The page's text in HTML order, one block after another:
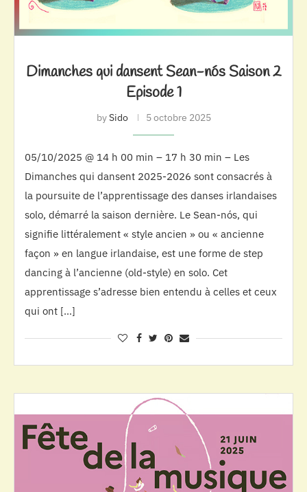
Dimanches qui dansent Sean-nós Saison 2
Episode 1
bySido 5 octobre 2025
05/10/2025 @ 14 h 00 min – 17 h 30 min – Les
Dimanches qui dansent 2025-2026 sont consacrés à
la poursuite de l’apprentissage des danses irlandaises
solo, démarré la saison dernière. Le Sean-nós, qui
signifie littéralement « style ancien » ou « ancienne
façon » en langue irlandaise, est une forme de step
dancing à l’ancienne (old-style) en solo. Cet
apprentissage s’adresse bien entendu à celles et ceux
qui ont […]